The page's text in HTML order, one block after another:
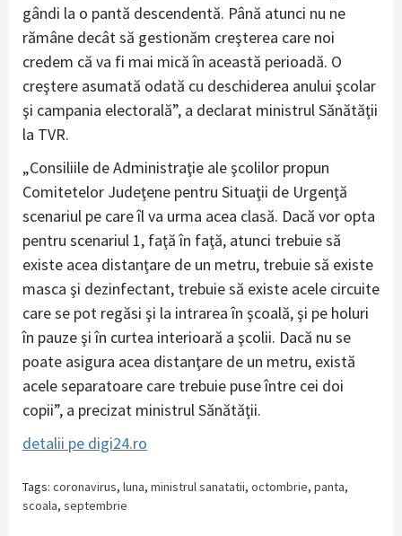
gândi la o pantă descendentă. Până atunci nu ne
rămâne decât să gestionăm creşterea care noi
credem că va fi mai mică în această perioadă. O
creştere asumată odată cu deschiderea anului şcolar
şi campania electorală”, a declarat ministrul Sănătăţii
la TVR.
„Consiliile de Administraţie ale şcolilor propun
Comitetelor Judeţene pentru Situaţii de Urgenţă
scenariul pe care îl va urma acea clasă. Dacă vor opta
pentru scenariul 1, faţă în faţă, atunci trebuie să
existe acea distanţare de un metru, trebuie să existe
masca şi dezinfectant, trebuie să existe acele circuite
care se pot regăsi şi la intrarea în şcoală, şi pe holuri
în pauze şi în curtea interioară a şcolii. Dacă nu se
poate asigura acea distanţare de un metru, există
acele separatoare care trebuie puse între cei doi
copii”, a precizat ministrul Sănătăţii.
detalii pe digi24.ro
Tags: coronavirus, luna, ministrul sanatatii, octombrie, panta,
scoala, septembrie